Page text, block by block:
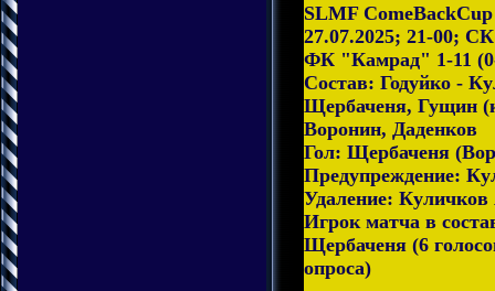
SLMF
27.07.2025; 21-00;
ФК "Камрад" 1-11
Состав: Годуйко -
Щербаченя, Гущин
Воронин, Даденков
Гол: Щербаченя
Предупреждение:
Удаление:
Игрок матча в
Щербаченя (6
опроса)